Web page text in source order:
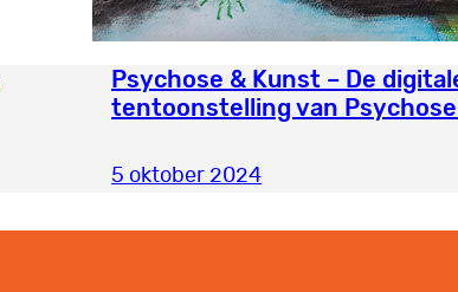
Psychose & Kunst – De
tentoonstelling van
5 oktober 2024